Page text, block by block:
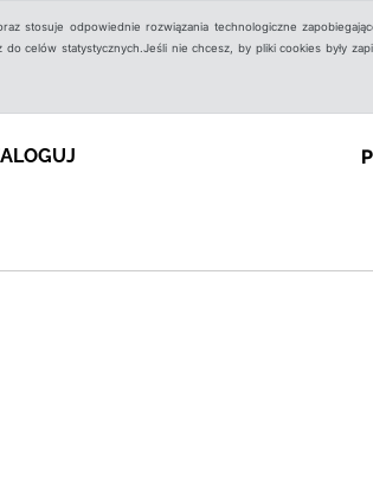
stosuje odpowiednie rozwiązania technologiczne
celów statystycznych.Jeśli nie chcesz, by pliki cookies były